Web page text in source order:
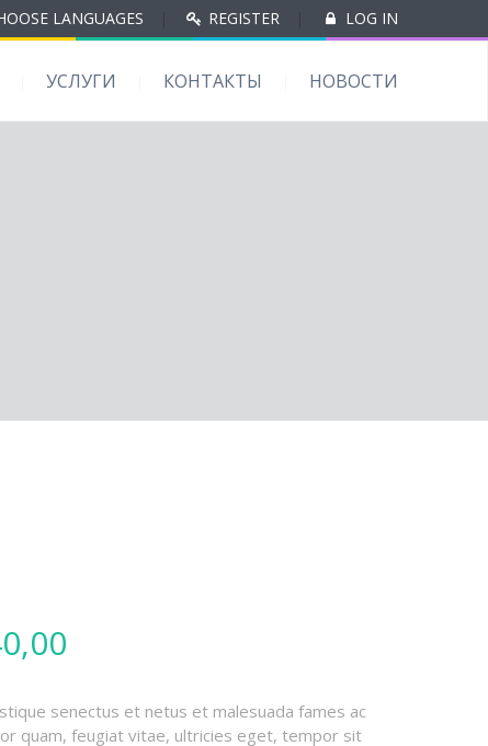
LANGUAGES REGISTER LOG IN
УСЛУГИ КОНТАКТЫ НОВОСТИ
senectus et netus et malesuada fames ac
quam, feugiat vitae, ultricies eget, tempor sit